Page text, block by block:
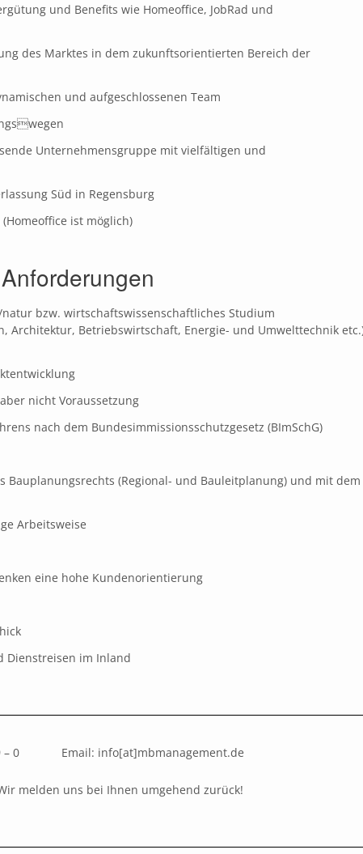
und Benefits wie Homeoffice, JobRad und
des Marktes in dem zukunftsorientierten Bereich der
und aufgeschlossenen Team
Unternehmensgruppe mit vielfältigen und
Süd in Regensburg
ist möglich)
bzw. wirtschaftswissenschaftliches Studium
Architektur, Betriebswirtschaft, Energie- und Umwelttechnik
nicht Voraussetzung
nach dem Bundesimmissionsschutzgesetz (BImSchG)
Bauplanungsrechts (Regional- und Bauleitplanung) und mit dem
Arbeitsweise
eine hohe Kundenorientierung
Dienstreisen im Inland
– 0 Email: info[at]mbmanagement.de
melden uns bei Ihnen umgehend zurück!